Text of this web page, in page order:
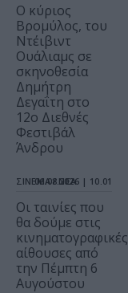
O κύριος
Βρομύλος, του
Ντέιβιντ
Ουάλιαμς σε
σκηνοθεσία
Δημήτρη
Δεγαΐτη στο
12ο Διεθνές
Φεστιβάλ
Άνδρου
ΣΙΝΕΜΑ / ΝΕΑ
06.08.2026 | 10.01
Οι ταινίες που
θα δούμε στις
κινηματογραφικές
αίθουσες από
την Πέμπτη 6
Αυγούστου